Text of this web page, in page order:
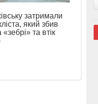
затримали
який збив
«зебрі» та втік